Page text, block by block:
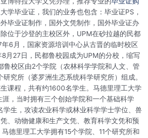
学毕业证，我们的业务也包含：毕业证PS，
毕业证制作，国外文凭制作，国外毕业证办
位于沙登的主校区外，UPM在砂拉越的民都
6月，国家资源培训中心从古晋的临时校区
月27日，民都鲁校园成为UPM的分校，缩写
鲁校区由2个学院（农林科学学院和人文、管
究所（婆罗洲生态系统科学研究所）组成。
课程，共有约1600名学生。马德里理工大学
，当时拥有三个创始学院和一个基础科学
学生，攻读农业科学或林业科学学士学位、兽
、动物健康和生产文凭、教育科学文凭和预
德里理工大学拥有15个学院、11个研究所和